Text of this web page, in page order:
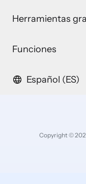
Herramientas
Funciones
Español (ES)
Copyright ©